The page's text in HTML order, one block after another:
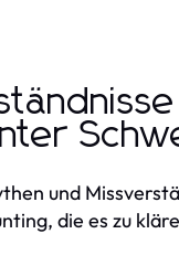
und
die es zu